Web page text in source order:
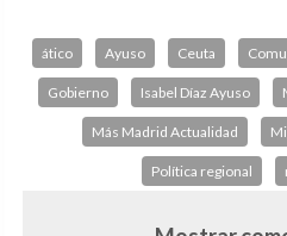
ático Ayuso Ceuta
Gobierno Isabel Díaz Ayuso
Más Madrid Actualidad
Política regional